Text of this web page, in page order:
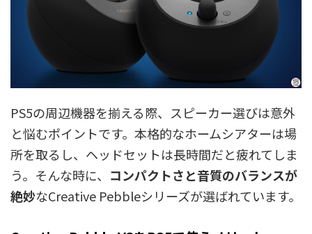
PS5の周辺機器を揃える際、スピーカー選びは意外
と悩むポイントです。本格的なホームシアターは場
所を取るし、ヘッドセットは長時間だと疲れてしま
う。そんな時に、 コンパクトさと音質のバランスが
絶妙なCreative Pebbleシリーズが選ばれています。